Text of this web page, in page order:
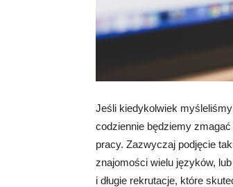
Jeśli kiedykolwiek
codziennie będziemy
pracy. Zazwyczaj podjęcie
znajomości wielu języków,
i długie rekrutacje, które